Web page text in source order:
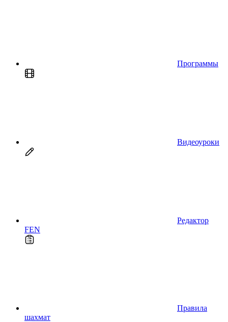
Программы
Видеоуроки
Редактор
FEN
Правила
шахмат